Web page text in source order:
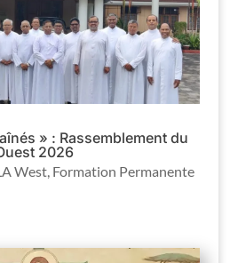
» : Rassemblement du
2026
West, Formation Permanente